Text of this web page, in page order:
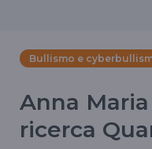
Bullismo e
Anna
ricerca